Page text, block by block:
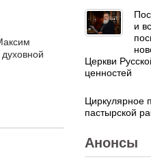
и
Церкви
ценностей
Циркулярное
пастырской
Анонсы